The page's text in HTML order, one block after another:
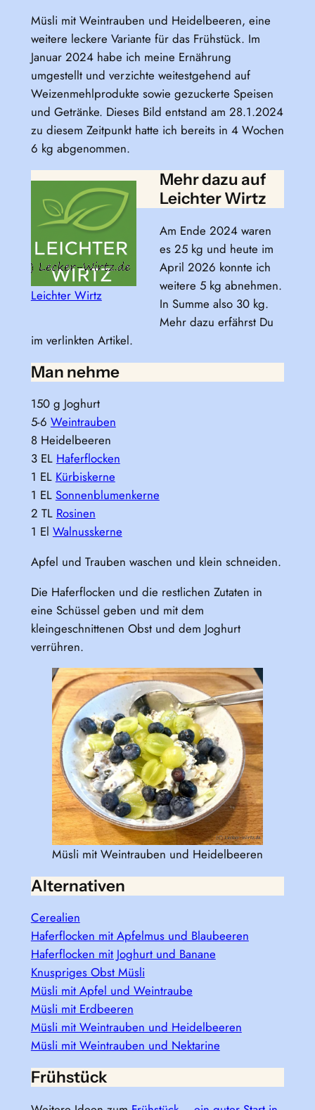
Müsli mit Weintrauben und Heidelbeeren, eine
weitere leckere Variante für das Frühstück. Im
Januar 2024 habe ich meine Ernährung
umgestellt und verzichte weitestgehend auf
Weizenmehlprodukte sowie gezuckerte Speisen
und Getränke. Dieses Bild entstand am 28.1.2024
zu diesem Zeitpunkt hatte ich bereits in 4 Wochen
6 kg abgenommen.
Leichter Wirtz
Mehr dazu auf
Leichter Wirtz
Am Ende 2024 waren
es 25 kg und heute im
April 2026 konnte ich
weitere 5 kg abnehmen.
In Summe also 30 kg.
Mehr dazu erfährst Du
im verlinkten Artikel.
Man nehme
150 g Joghurt
5-6 Weintrauben
8 Heidelbeeren
3 EL Haferflocken
1 EL Kürbiskerne
1 EL Sonnenblumenkerne
2 TL Rosinen
1 El Walnusskerne
Apfel und Trauben waschen und klein schneiden.
Die Haferflocken und die restlichen Zutaten in
eine Schüssel geben und mit dem
kleingeschnittenen Obst und dem Joghurt
verrühren.
Müsli mit Weintrauben und Heidelbeeren
Alternativen
Cerealien
Haferflocken mit Apfelmus und Blaubeeren
Haferflocken mit Joghurt und Banane
Knuspriges Obst Müsli
Müsli mit Apfel und Weintraube
Müsli mit Erdbeeren
Müsli mit Weintrauben und Heidelbeeren
Müsli mit Weintrauben und Nektarine
Frühstück